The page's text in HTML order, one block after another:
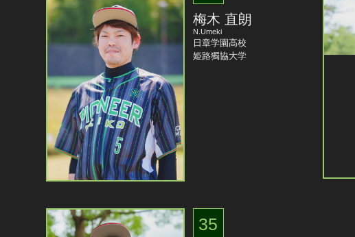
梅木 直朗
N.Umeki
日章学園高校
姫路獨協大学
35